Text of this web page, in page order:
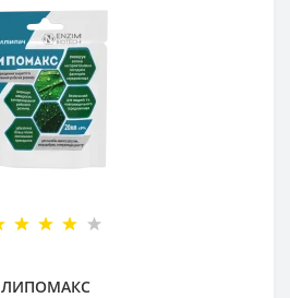
ЛИПОМАКС